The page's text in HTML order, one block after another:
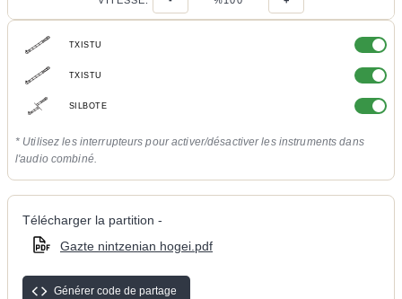
TXISTU
TXISTU
SILBOTE
* Utilisez les interrupteurs pour activer/désactiver les instruments dans
l'audio combiné.
Télécharger la partition -
Gazte nintzenian hogei.pdf
Générer code de partage